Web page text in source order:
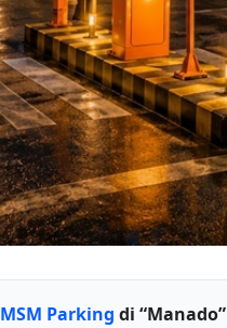
MSM Parking di “Manado”